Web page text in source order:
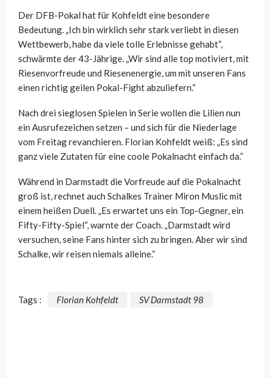
Der DFB-Pokal hat für Kohfeldt eine besondere
Bedeutung. „Ich bin wirklich sehr stark verliebt in diesen
Wettbewerb, habe da viele tolle Erlebnisse gehabt“,
schwärmte der 43-Jährige. „Wir sind alle top motiviert, mit
Riesenvorfreude und Riesenenergie, um mit unseren Fans
einen richtig geilen Pokal-Fight abzuliefern.“
Nach drei sieglosen Spielen in Serie wollen die Lilien nun
ein Ausrufezeichen setzen – und sich für die Niederlage
vom Freitag revanchieren. Florian Kohfeldt weiß: „Es sind
ganz viele Zutaten für eine coole Pokalnacht einfach da.“
Während in Darmstadt die Vorfreude auf die Pokalnacht
groß ist, rechnet auch Schalkes Trainer Miron Muslic mit
einem heißen Duell. „Es erwartet uns ein Top-Gegner, ein
Fifty-Fifty-Spiel“, warnte der Coach. „Darmstadt wird
versuchen, seine Fans hinter sich zu bringen. Aber wir sind
Schalke, wir reisen niemals alleine.“
Tags : Florian Kohfeldt SV Darmstadt 98